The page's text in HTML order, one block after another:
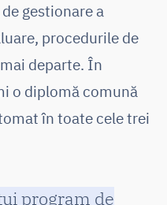
gestionare a
procedurile de
departe. În
o diplomă comună
în toate cele trei
program de